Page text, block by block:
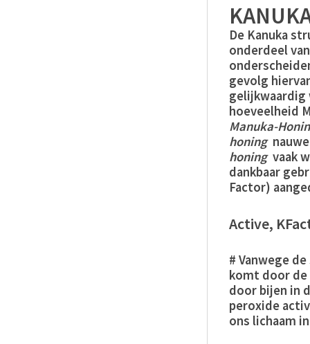
De Kanuka
onderdeel
gevolg
gelijkwaardig
hoeveelheid
Manuka-
honing
honingvaak
dankbaar
Factor)
Active,
# Vanwege
komt door de
door bijen in
peroxide
ons lichaam